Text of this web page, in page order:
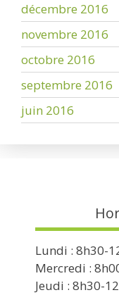
décembre 2016
novembre 2016
octobre 2016
septembre 2016
juin 2016
Lundi : 8h30-
Mercredi :
Jeudi : 8h30-